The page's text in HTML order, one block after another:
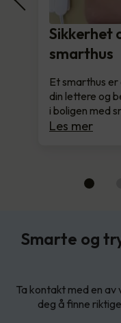
Sikkerhet
smarthus
Et smarthus
din lettere og
i boligen med
Les mer
Smarte og
Ta kontakt med en
deg å finne